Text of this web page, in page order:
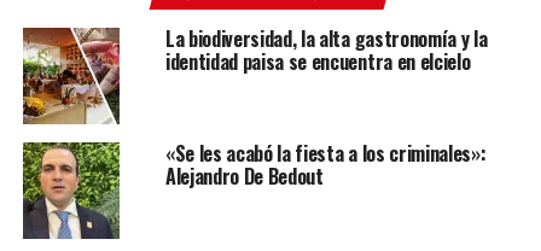
La biodiversidad, la alta gastronomía y la
identidad paisa se encuentra en elcielo
«Se les acabó la fiesta a los criminales»:
Alejandro De Bedout